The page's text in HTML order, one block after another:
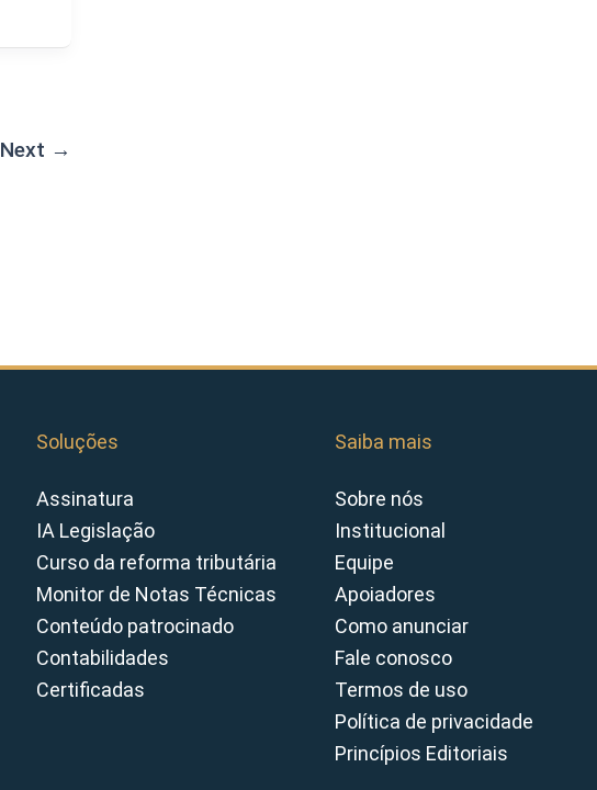
Next →
Soluções
Assinatura
IA Legislação
Curso da reforma tributária
Monitor de Notas Técnicas
Conteúdo patrocinado
Contabilidades
Certificadas
Saiba mais
Sobre nós
Institucional
Equipe
Apoiadores
Como anunciar
Fale conosco
Termos de uso
Política de privacidade
Princípios Editoriais